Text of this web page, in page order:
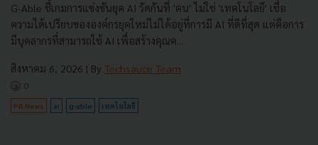
G-Able ชี้เกมการแข่งขันยุค AI วัดกันที่ 'คน' ไม่ใช่ 'เทคโนโลยี' เชื่อ
ความได้เปรียบขององค์กรยุคใหม่ไม่ได้อยู่ที่การมี AI ที่ดีที่สุด แต่คือการ
มีบุคลากรที่สามารถใช้ AI เพื่อสร้างคุณค...
สิงหาคม 6, 2026 | By Techsauce Team
0
PR News ai g-able เทคโนโลยี